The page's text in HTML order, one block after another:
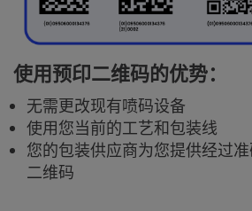
使用预印二维码的优势：
无需更改现有喷码设备
使用您当前的工艺和包装线
您的包装供应商为您提供经过
二维码